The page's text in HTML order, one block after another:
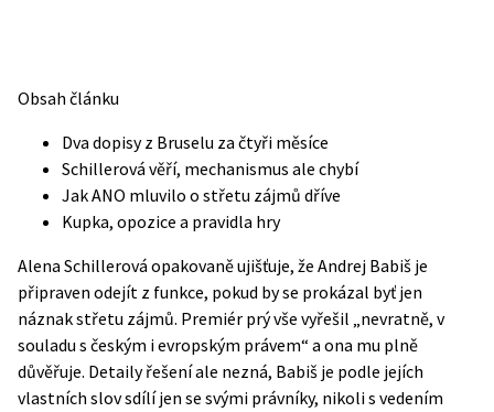
Obsah článku
Dva dopisy z Bruselu za čtyři měsíce
Schillerová věří, mechanismus ale chybí
Jak ANO mluvilo o střetu zájmů dříve
Kupka, opozice a pravidla hry
Alena Schillerová opakovaně ujišťuje, že Andrej Babiš je
připraven odejít z funkce, pokud by se prokázal byť jen
náznak střetu zájmů. Premiér prý vše vyřešil „nevratně, v
souladu s českým i evropským právem“ a ona mu plně
důvěřuje. Detaily řešení ale nezná, Babiš je podle jejích
vlastních slov sdílí jen se svými právníky, nikoli s vedením